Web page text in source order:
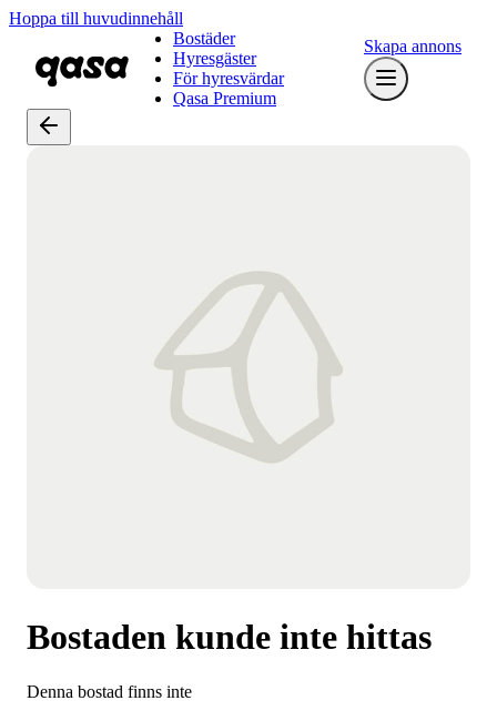
Hoppa till huvudinnehåll
Bostäder
Hyresgäster
För hyresvärdar
Qasa Premium
Skapa annons
Bostaden kunde inte hittas
Denna bostad finns inte